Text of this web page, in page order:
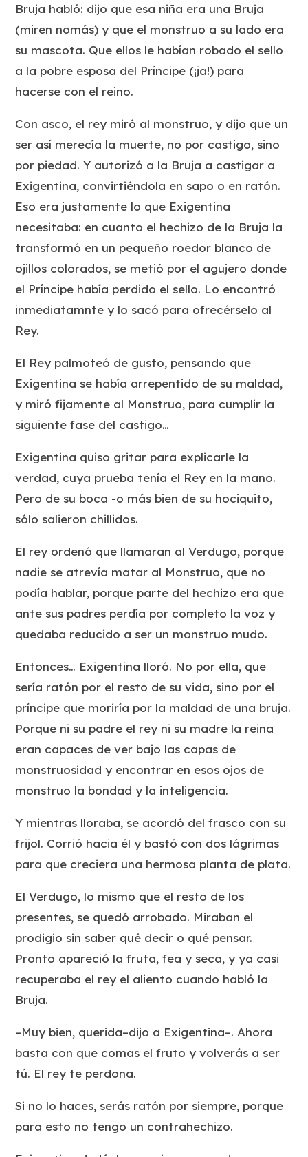
Bruja habló: dijo que esa niña era una Bruja
(miren nomás) y que el monstruo a su lado era
su mascota. Que ellos le habían robado el sello
a la pobre esposa del Príncipe (¡ja!) para
hacerse con el reino.
Con asco, el rey miró al monstruo, y dijo que un
ser así merecía la muerte, no por castigo, sino
por piedad. Y autorizó a la Bruja a castigar a
Exigentina, convirtiéndola en sapo o en ratón.
Eso era justamente lo que Exigentina
necesitaba: en cuanto el hechizo de la Bruja la
transformó en un pequeño roedor blanco de
ojillos colorados, se metió por el agujero donde
el Príncipe había perdido el sello. Lo encontró
inmediatamnte y lo sacó para ofrecérselo al
Rey.
El Rey palmoteó de gusto, pensando que
Exigentina se había arrepentido de su maldad,
y miró fijamente al Monstruo, para cumplir la
siguiente fase del castigo…
Exigentina quiso gritar para explicarle la
verdad, cuya prueba tenía el Rey en la mano.
Pero de su boca -o más bien de su hociquito,
sólo salieron chillidos.
El rey ordenó que llamaran al Verdugo, porque
nadie se atrevía matar al Monstruo, que no
podía hablar, porque parte del hechizo era que
ante sus padres perdía por completo la voz y
quedaba reducido a ser un monstruo mudo.
Entonces… Exigentina lloró. No por ella, que
sería ratón por el resto de su vida, sino por el
príncipe que moriría por la maldad de una bruja.
Porque ni su padre el rey ni su madre la reina
eran capaces de ver bajo las capas de
monstruosidad y encontrar en esos ojos de
monstruo la bondad y la inteligencia.
Y mientras lloraba, se acordó del frasco con su
frijol. Corrió hacia él y bastó con dos lágrimas
para que creciera una hermosa planta de plata.
El Verdugo, lo mismo que el resto de los
presentes, se quedó arrobado. Miraban el
prodigio sin saber qué decir o qué pensar.
Pronto apareció la fruta, fea y seca, y ya casi
recuperaba el rey el aliento cuando habló la
Bruja.
–Muy bien, querida–dijo a Exigentina–. Ahora
basta con que comas el fruto y volverás a ser
tú. El rey te perdona.
Si no lo haces, serás ratón por siempre, porque
para esto no tengo un contrahechizo.